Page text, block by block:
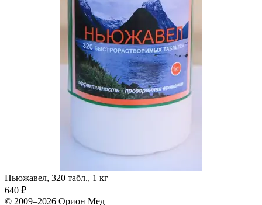
Ньюжавел, 320 табл., 1 кг
640 ₽
© 2009–2026 Орион Мед